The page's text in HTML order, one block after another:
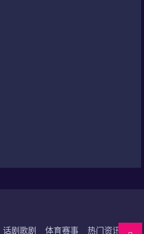
话剧歌剧 体育赛事 热门资讯